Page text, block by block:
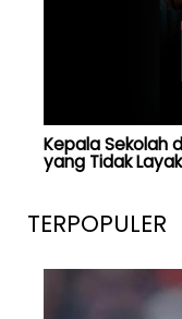
Kepala Sekolah
yang Tidak Layak
TERPOPULER